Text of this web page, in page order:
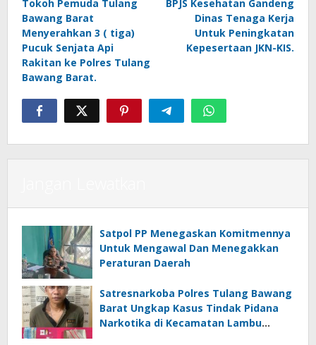
pos
Tokoh Pemuda Tulang
Bawang Barat
Menyerahkan 3 ( tiga)
Pucuk Senjata Api
Rakitan ke Polres Tulang
Bawang Barat.
BPJS Kesehatan Gandeng
Dinas Tenaga Kerja
Untuk Peningkatan
Kepesertaan JKN-KIS.
Satpol PP Menegaskan Komitmennya
Untuk Mengawal Dan Menegakkan
Peraturan Daerah
Satresnarkoba Polres Tulang Bawang
Barat Ungkap Kasus Tindak Pidana
Narkotika di Kecamatan Lambu